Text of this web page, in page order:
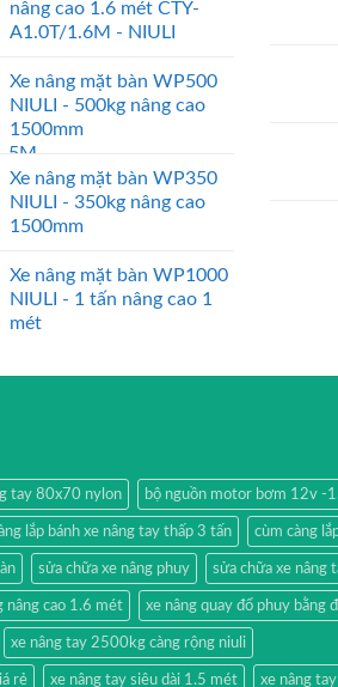
nâng cao 1.6 mét CTY-
A1.0T/1.6M - NIULI
Xe nâng mặt bàn WP500
NIULI - 500kg nâng cao
1500mm
Xe nâng mặt bàn WP350
NIULI - 350kg nâng cao
1500mm
Xe nâng mặt bàn WP1000
NIULI - 1 tấn nâng cao 1
mét
tay 80x70 nylon bộ nguồn motor bơm 12v -
lắp bánh xe nâng tay thấp 3 tấn cùm càng
sửa chữa xe nâng phuy sửa chữa xe nâng
nâng cao 1.6 mét xe nâng quay đổ phuy bằng
xe nâng tay 2500kg càng rộng niuli
rẻ xe nâng tay siêu dài 1.5 mét xe nâng